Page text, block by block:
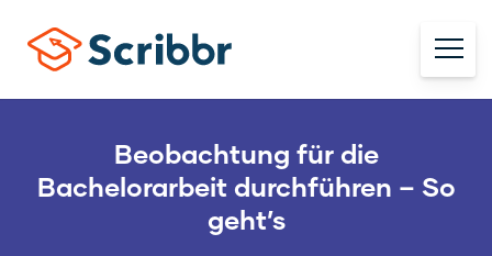
Beobachtung für die
Bachelorarbeit durchführen – So
geht’s